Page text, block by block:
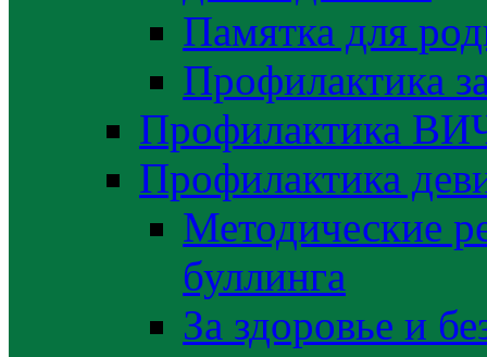
Памятка для
Профилактика
Профилактика
Профилактика
Методические
буллинга
За здоровье и